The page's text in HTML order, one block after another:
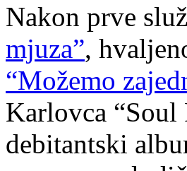
Nakon prve
mjuza”,
“Možemo
Karlovca “Soul
debitantski